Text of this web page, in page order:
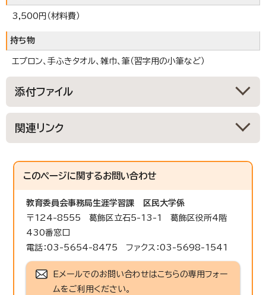
3,500円（材料費）
持ち物
エプロン、手ふきタオル、雑巾、筆（習字用の小筆など）
添付ファイル
関連リンク
このページに関するお問い合わせ
教育委員会事務局生涯学習課
区民大学係
〒124-8555 葛飾区立石5-13-1 葛飾区役所4階
430番窓口
電話：03-5654-8475 ファクス：03-5698-1541
Eメールでのお問い合わせはこちらの専用フォー
ムをご利用ください。